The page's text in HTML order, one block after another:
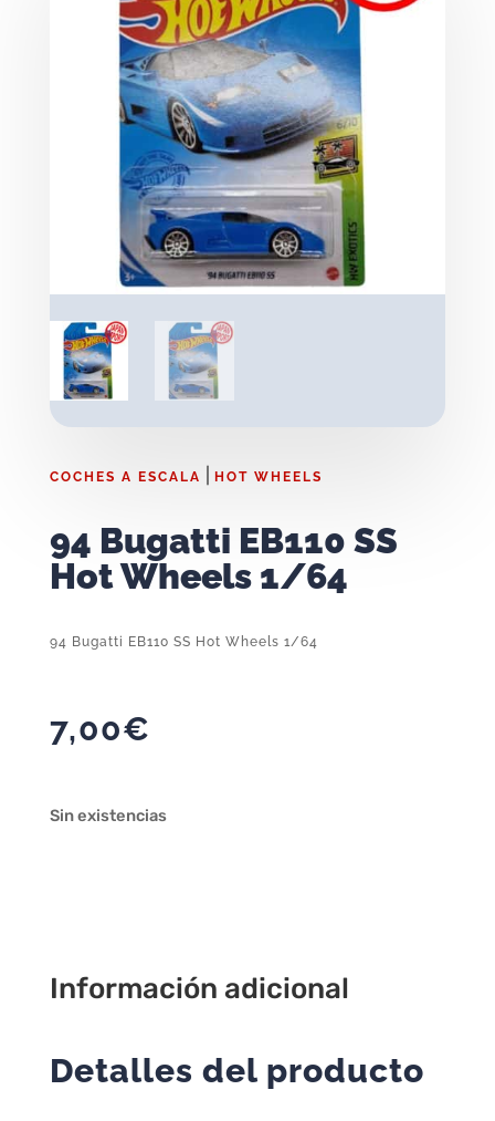
COCHES A ESCALA HOT WHEELS
94 Bugatti EB110 SS
Hot Wheels 1/64
94 Bugatti EB110 SS Hot Wheels 1/64
7,00€
Sin existencias
Información adicional
Detalles del producto